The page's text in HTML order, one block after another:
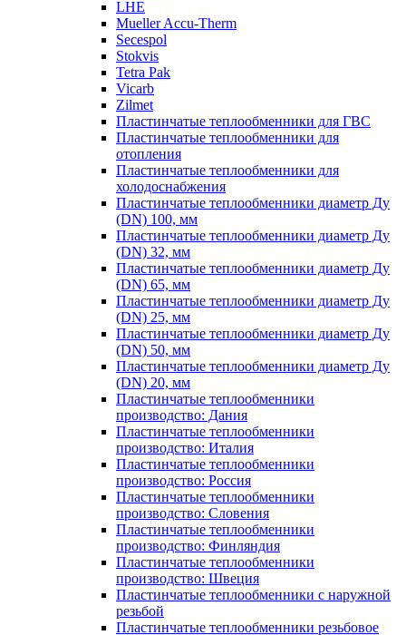
LHE
Mueller Accu-Therm
Secespol
Stokvis
Tetra Pak
Vicarb
Zilmet
Пластинчатые теплообменники для ГВС
Пластинчатые теплообменники для
отопления
Пластинчатые теплообменники для
холодоснабжения
Пластинчатые теплообменники диаметр Ду
(DN) 100, мм
Пластинчатые теплообменники диаметр Ду
(DN) 32, мм
Пластинчатые теплообменники диаметр Ду
(DN) 65, мм
Пластинчатые теплообменники диаметр Ду
(DN) 25, мм
Пластинчатые теплообменники диаметр Ду
(DN) 50, мм
Пластинчатые теплообменники диаметр Ду
(DN) 20, мм
Пластинчатые теплообменники
производство: Дания
Пластинчатые теплообменники
производство: Италия
Пластинчатые теплообменники
производство: Россия
Пластинчатые теплообменники
производство: Словения
Пластинчатые теплообменники
производство: Финляндия
Пластинчатые теплообменники
производство: Швеция
Пластинчатые теплообменники с наружной
резьбой
Пластинчатые теплообменники резьбовое